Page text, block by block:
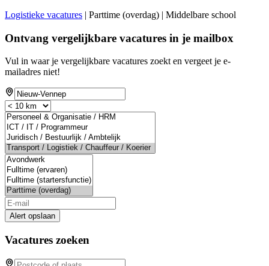
Logistieke vacatures | Parttime (overdag) | Middelbare school
Ontvang vergelijkbare vacatures in je mailbox
Vul in waar je vergelijkbare vacatures zoekt en vergeet je e-
mailadres niet!
Alert opslaan
Vacatures zoeken